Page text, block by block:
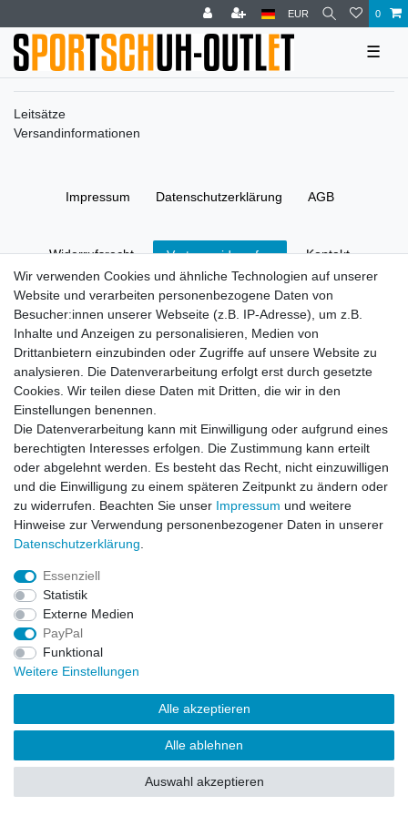
EUR 0
☰
Leitsätze
Versandinformationen
Impressum Daten­schutz­erklärung AGB
Widerrufs­recht Vertrag widerrufen Kontakt
© Copyright 2026 | Alle Rechte vorbehalten.
Wir verwenden Cookies und ähnliche Technologien auf unserer
Website und verarbeiten personenbezogene Daten von
Besucher:innen unserer Webseite (z.B. IP-Adresse), um z.B.
Inhalte und Anzeigen zu personalisieren, Medien von
Drittanbietern einzubinden oder Zugriffe auf unsere Website zu
analysieren. Die Datenverarbeitung erfolgt erst durch gesetzte
Cookies. Wir teilen diese Daten mit Dritten, die wir in den
Einstellungen benennen.
Die Datenverarbeitung kann mit Einwilligung oder aufgrund eines
berechtigten Interesses erfolgen. Die Zustimmung kann erteilt
oder abgelehnt werden. Es besteht das Recht, nicht einzuwilligen
und die Einwilligung zu einem späteren Zeitpunkt zu ändern oder
zu widerrufen. Beachten Sie unser Impressum und weitere
Hinweise zur Verwendung personenbezogener Daten in unserer
Daten­schutz­erklärung
Essenziell
Statistik
Externe Medien
PayPal
Funktional
Weitere Einstellungen
Alle akzeptieren
Alle ablehnen
Auswahl akzeptieren